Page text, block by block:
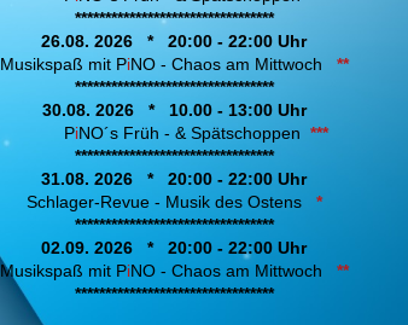
*********************************
26.08. 2026 * 20:00 - 22:00 Uhr
Musikspaß mit PiNO - Chaos am Mittwoch
**
*********************************
30.08. 2026 * 10.00 - 13:00 Uhr
PiNO´s Früh - & Spätschoppen ***
*********************************
31.08. 2026 * 20:00 - 22:00 Uhr
Schlager-Revue - Musik des Ostens *
*********************************
02.09. 2026 * 20:00 - 22:00 Uhr
Musikspaß mit PiNO - Chaos am Mittwoch **
*********************************